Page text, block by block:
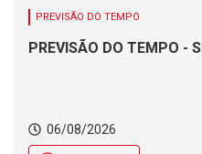
PREVISÃO DO TEMPO
PREVISÃO DO TEMPO -
06/08/2026